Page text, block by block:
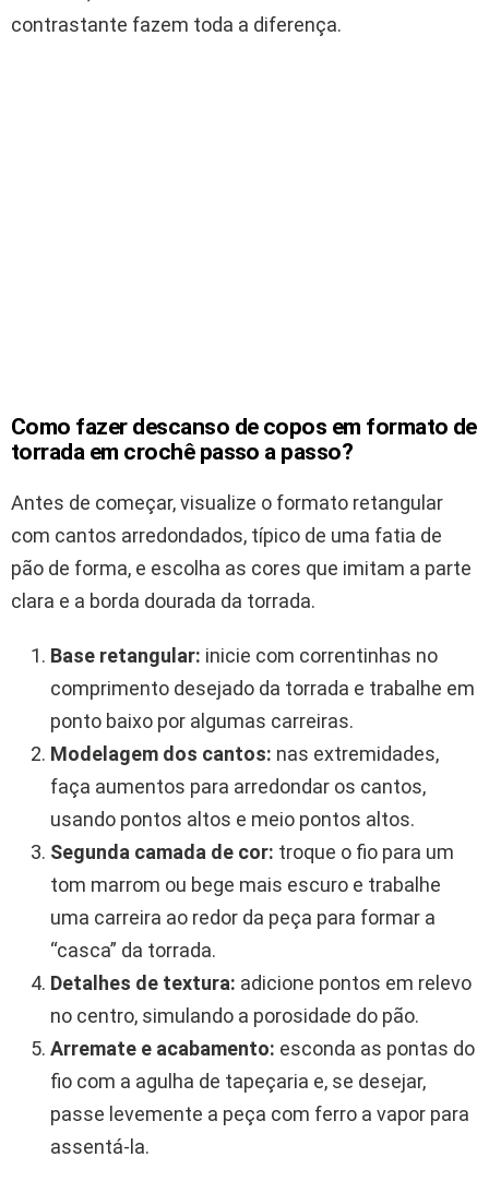
contrastante fazem toda a diferença.
Como fazer descanso de copos em formato de
torrada em crochê passo a passo?
Antes de começar, visualize o formato retangular
com cantos arredondados, típico de uma fatia de
pão de forma, e escolha as cores que imitam a parte
clara e a borda dourada da torrada.
Base retangular: inicie com correntinhas no
comprimento desejado da torrada e trabalhe em
ponto baixo por algumas carreiras.
Modelagem dos cantos: nas extremidades,
faça aumentos para arredondar os cantos,
usando pontos altos e meio pontos altos.
Segunda camada de cor: troque o fio para um
tom marrom ou bege mais escuro e trabalhe
uma carreira ao redor da peça para formar a
“casca” da torrada.
Detalhes de textura: adicione pontos em relevo
no centro, simulando a porosidade do pão.
Arremate e acabamento: esconda as pontas do
fio com a agulha de tapeçaria e, se desejar,
passe levemente a peça com ferro a vapor para
assentá-la.